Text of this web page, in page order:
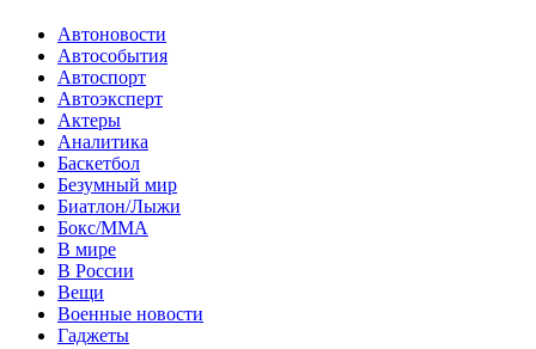
Автоновости
Автособытия
Автоспорт
Автоэксперт
Актеры
Аналитика
Баскетбол
Безумный мир
Биатлон/Лыжи
Бокс/MMA
В мире
В России
Вещи
Военные новости
Гаджеты